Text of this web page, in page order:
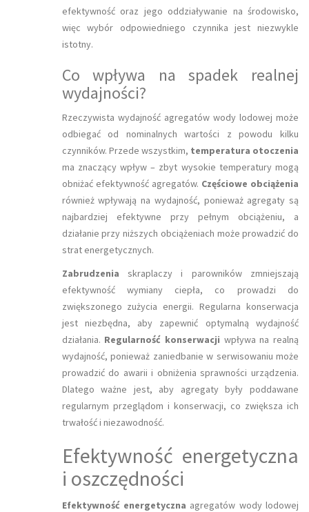
efektywność oraz jego oddziaływanie na środowisko,
więc wybór odpowiedniego czynnika jest niezwykle
istotny.
Co wpływa na spadek realnej
wydajności?
Rzeczywista wydajność agregatów wody lodowej może
odbiegać od nominalnych wartości z powodu kilku
czynników. Przede wszystkim, temperatura otoczenia
ma znaczący wpływ – zbyt wysokie temperatury mogą
obniżać efektywność agregatów. Częściowe obciążenia
również wpływają na wydajność, ponieważ agregaty są
najbardziej efektywne przy pełnym obciążeniu, a
działanie przy niższych obciążeniach może prowadzić do
strat energetycznych.
Zabrudzenia skraplaczy i parowników zmniejszają
efektywność wymiany ciepła, co prowadzi do
zwiększonego zużycia energii. Regularna konserwacja
jest niezbędna, aby zapewnić optymalną wydajność
działania. Regularność konserwacji wpływa na realną
wydajność, ponieważ zaniedbanie w serwisowaniu może
prowadzić do awarii i obniżenia sprawności urządzenia.
Dlatego ważne jest, aby agregaty były poddawane
regularnym przeglądom i konserwacji, co zwiększa ich
trwałość i niezawodność.
Efektywność energetyczna
i oszczędności
Efektywność energetyczna agregatów wody lodowej